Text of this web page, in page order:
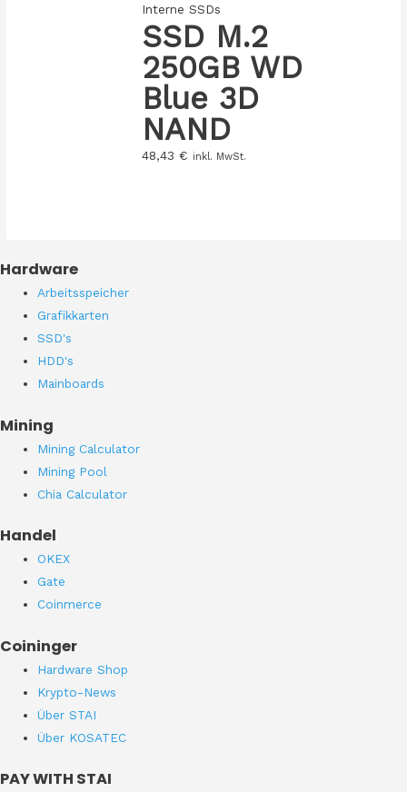
Interne SSDs
SSD M.2
250GB WD
Blue 3D
NAND
48,43 € inkl. MwSt.
Hardware
Arbeitsspeicher
Grafikkarten
SSD's
HDD's
Mainboards
Mining
Mining Calculator
Mining Pool
Chia Calculator
Handel
OKEX
Gate
Coinmerce
Coininger
Hardware Shop
Krypto-News
Über STAI
Über KOSATEC
PAY WITH STAI